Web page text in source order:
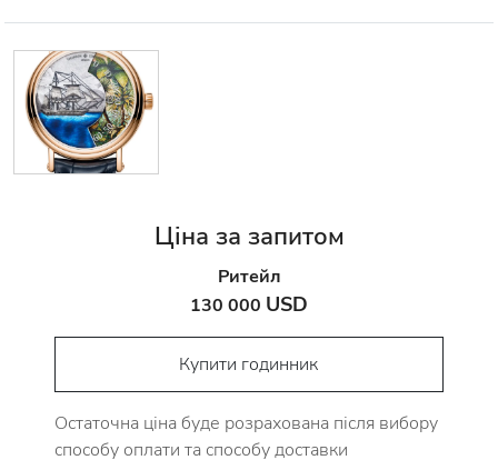
Ціна за запитом
Ритейл
130 000 USD
Купити годинник
Остаточна ціна буде розрахована після вибору
способу оплати та способу доставки